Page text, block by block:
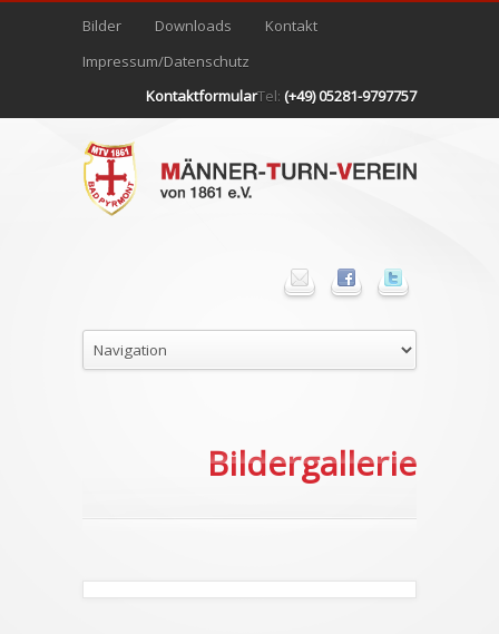
Bilder Downloads
Kontakt
Impressum/Datenschutz
KontaktformularTel: (+49) 05281-9797757
Bildergallerie